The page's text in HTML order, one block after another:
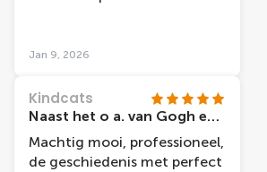
Jan 9, 2026
Kindcats
Naast het o a. van Gogh en Rijksmuseum een aanrader om het verhaal van beide grootheden compleet te maken.
Machtig mooi, professioneel,
de geschiedenis met perfect